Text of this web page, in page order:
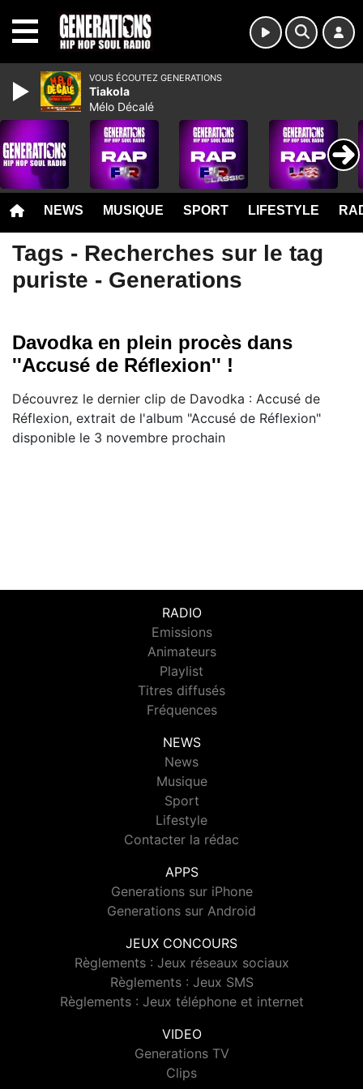
NEWS MUSIQUE SPORT LIFESTYLE
Tags - Recherches sur le tag
puriste - Generations
Davodka en plein procès dans
''Accusé de Réflexion'' !
Découvrez le dernier clip de Davodka : Accusé de
Réflexion, extrait de l'album "Accusé de Réflexion"
disponible le 3 novembre prochain
RADIO
Emissions
Animateurs
Playlist
Titres diffusés
Fréquences
NEWS
News
Musique
Sport
Lifestyle
Contacter la rédac
APPS
Generations sur iPhone
Generations sur Android
JEUX CONCOURS
Règlements : Jeux réseaux sociaux
Règlements : Jeux SMS
Règlements : Jeux téléphone et internet
VIDEO
Generations TV
Clips
VOUS ÉCOUTEZ GENERATIONS
Tiakola
Mélo Décalé